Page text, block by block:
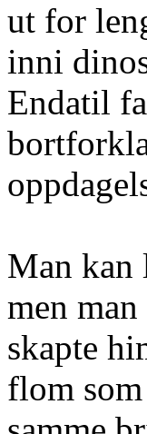
ut for
inni
Endatil
Man kan
men
skapte
flom